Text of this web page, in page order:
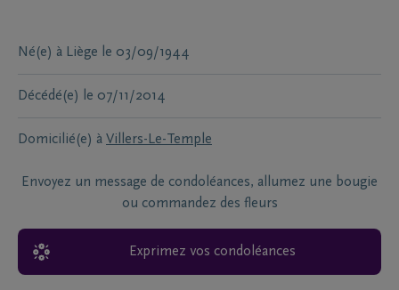
Né(e) à Liège le 03/09/1944
Décédé(e) le 07/11/2014
Domicilié(e) à Villers-Le-Temple
Envoyez un message de condoléances, allumez une bougie
ou commandez des fleurs
Exprimez vos condoléances